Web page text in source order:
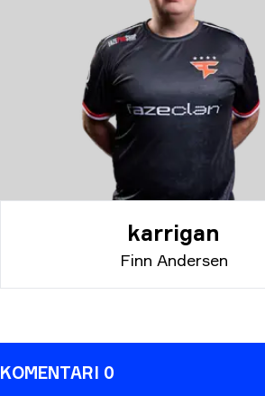
karrigan
Finn Andersen
KOMENTARI 0